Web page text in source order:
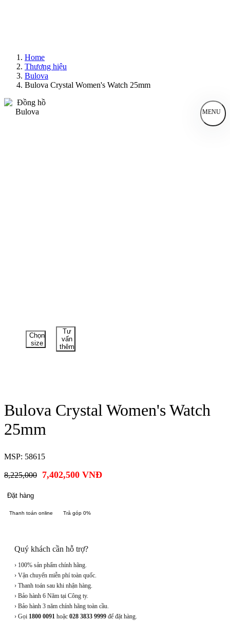
Home
Thương hiệu
Bulova
Bulova Crystal Women's Watch 25mm
MENU
Chọn
size
Tư
vấn
thêm
Bulova Crystal Women's Watch
25mm
MSP: 58615
8,225,000 7,402,500 VNĐ
Đặt hàng
Thanh toán online Trả góp 0%
Quý khách cần hỗ trợ?
› 100% sản phẩm chính hãng.
› Vận chuyển miễn phí toàn quốc.
› Thanh toán sau khi nhận hàng.
› Bảo hành 6 Năm tại Công ty.
› Bảo hành 3 năm chính hãng toàn cầu.
› Gọi 1800 0091 hoặc 028 3833 9999 để đặt hàng.